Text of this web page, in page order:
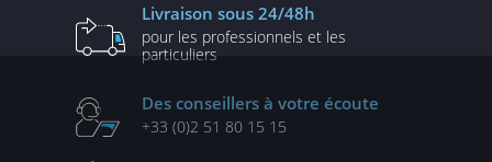
Livraison sous 24/48h
pour les professionnels et les
particuliers
Des conseillers à votre écoute
+33 (0)2 51 80 15 15